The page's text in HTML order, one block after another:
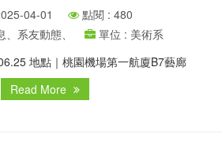
04-01
點閱 : 480
系友動態、
單位 : 美術系
地點｜桃園機場第一航廈B7藝廊
Read More